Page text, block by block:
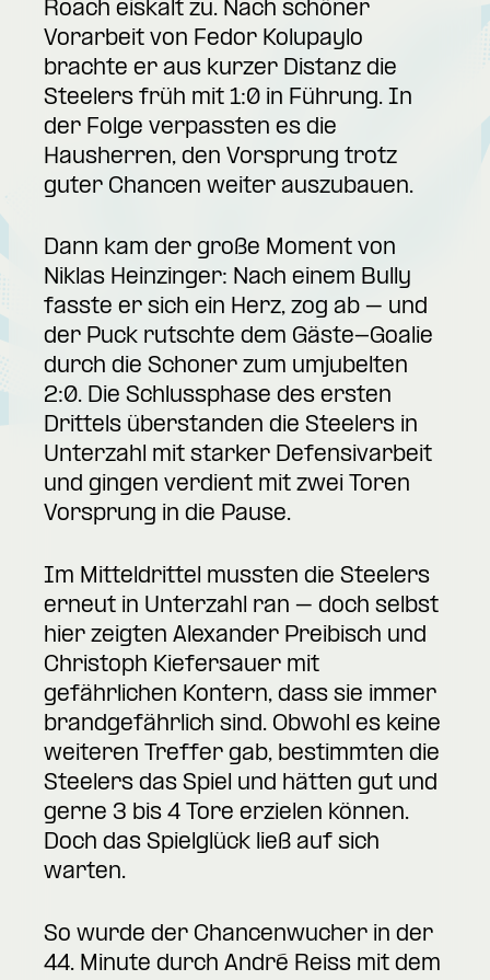
Roach eiskalt zu. Nach schöner
Vorarbeit von Fedor Kolupaylo
brachte er aus kurzer Distanz die
Steelers früh mit 1:0 in Führung. In
der Folge verpassten es die
Hausherren, den Vorsprung trotz
guter Chancen weiter auszubauen.
Dann kam der große Moment von
Niklas Heinzinger: Nach einem Bully
fasste er sich ein Herz, zog ab – und
der Puck rutschte dem Gäste-Goalie
durch die Schoner zum umjubelten
2:0. Die Schlussphase des ersten
Drittels überstanden die Steelers in
Unterzahl mit starker Defensivarbeit
und gingen verdient mit zwei Toren
Vorsprung in die Pause.
Im Mitteldrittel mussten die Steelers
erneut in Unterzahl ran – doch selbst
hier zeigten Alexander Preibisch und
Christoph Kiefersauer mit
gefährlichen Kontern, dass sie immer
brandgefährlich sind. Obwohl es keine
weiteren Treffer gab, bestimmten die
Steelers das Spiel und hätten gut und
gerne 3 bis 4 Tore erzielen können.
Doch das Spielglück ließ auf sich
warten.
So wurde der Chancenwucher in der
44. Minute durch André Reiss mit dem